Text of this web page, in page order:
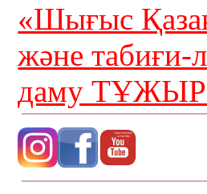
«Шығыс
және
даму